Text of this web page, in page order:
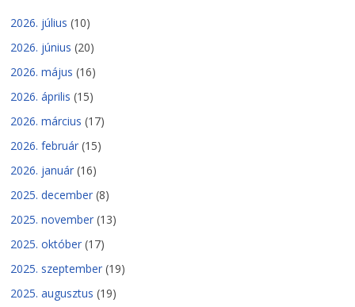
2026. július (10)
2026. június (20)
2026. május (16)
2026. április (15)
2026. március (17)
2026. február (15)
2026. január (16)
2025. december (8)
2025. november (13)
2025. október (17)
2025. szeptember (19)
2025. augusztus (19)